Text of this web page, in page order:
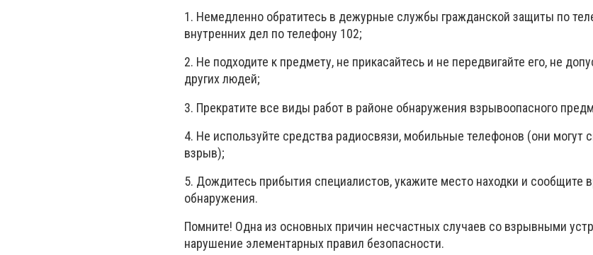
1. Немедленно обратитесь в дежурные службы гражданской защиты по
внутренних дел по телефону 102;
2. Не подходите к предмету, не прикасайтесь и не передвигайте его, не
других людей;
3. Прекратите все виды работ в районе обнаружения взрывоопасного
4. Не используйте средства радиосвязи, мобильные телефонов (они могут
взрыв);
5. Дождитесь прибытия специалистов, укажите место находки и сообщите
обнаружения.
Помните! Одна из основных причин несчастных случаев со взрывными
нарушение элементарных правил безопасности.